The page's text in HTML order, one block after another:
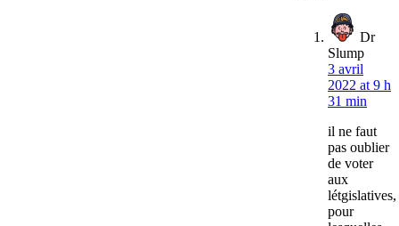
Dr
Slump
3 avril
2022 at 9 h
31 min
il ne faut
pas oublier
de voter
aux
létgislatives,
pour